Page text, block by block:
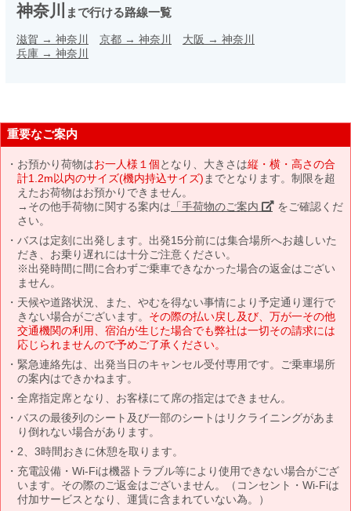
神奈川 まで行ける路線一覧
滋賀 → 神奈川 京都 → 神奈川 大阪 → 神奈川
兵庫 → 神奈川
重要なご案内
お預かり荷物はお一人様１個となり、大きさは縦・横・高さの合
計1.2m以内のサイズ(機内持込サイズ) までとなります。制限を超
えたお荷物はお預かりできません。
→その他手荷物に関する案内は 「手荷物のご案内」 をご確認くだ
さい。
バスは定刻に出発します。出発15分前には集合場所へお越しいた
だき、お乗り遅れには十分ご注意ください。
※出発時間に間に合わずご乗車できなかった場合の返金はござい
ません。
天候や道路状況、また、やむを得ない事情により予定通り運行で
きない場合がございます。 その際の払い戻し及び、万が一その他
交通機関の利用、宿泊が生じた場合でも弊社は一切その請求には
応じられませんので予めご了承ください。
緊急連絡先は、出発当日のキャンセル受付専用です。ご乗車場所
の案内はできかねます。
全席指定席となり、お客様にて席の指定はできません。
バスの最後列のシート及び一部のシートはリクライニングがあま
り倒れない場合があります。
2、3時間おきに休憩を取ります。
充電設備・Wi-Fiは機器トラブル等により使用できない場合がござ
います。その際のご返金はございません。（コンセント・Wi-Fiは
付加サービスとなり、運賃に含まれていない為。）